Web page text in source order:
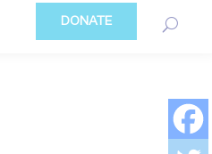
DONATE